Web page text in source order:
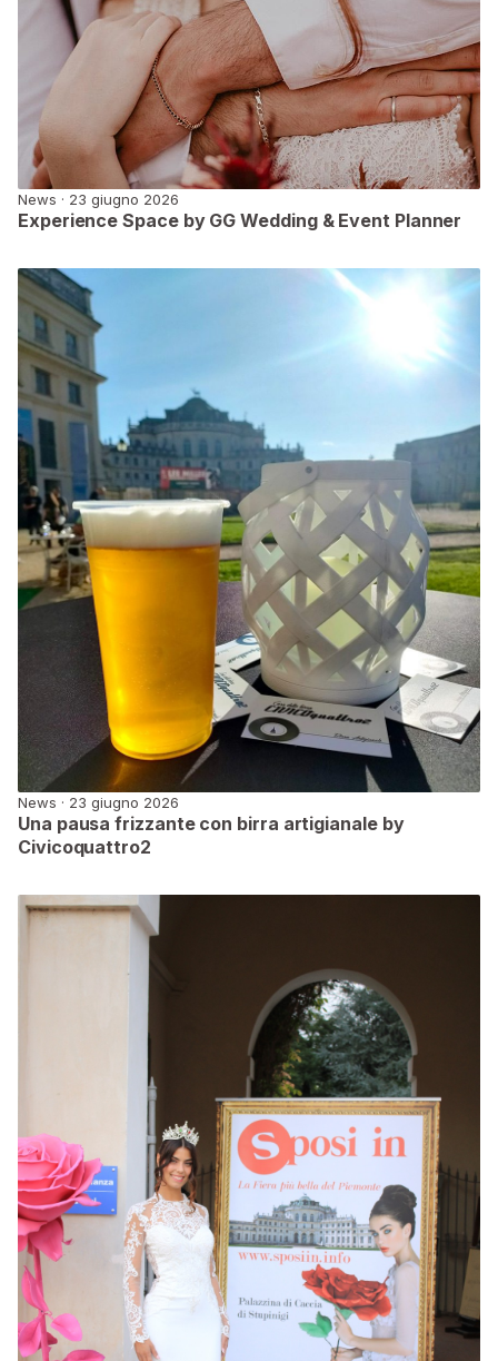
News · 23 giugno 2026
Experience Space by GG Wedding & Event Planner
News · 23 giugno 2026
Una pausa frizzante con birra artigianale by
Civicoquattro2